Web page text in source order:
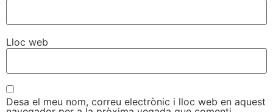
Lloc web
Desa el meu nom, correu electrònic i lloc web en aquest